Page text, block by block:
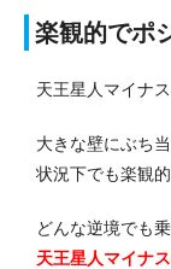
楽観的でポ
天王星人マイナ
大きな壁にぶち
状況下でも楽観
どんな逆境でも
天王星人マイナ